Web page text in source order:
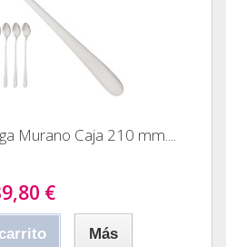
Murano Caja 210 mm....
€
Más